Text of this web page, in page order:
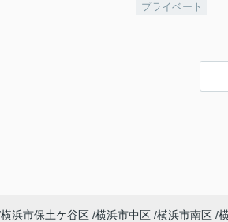
プライベート
横浜市保土ケ谷区 横浜市中区 横浜市南区